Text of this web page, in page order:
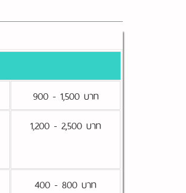
900 - 1,500 บาท
1,200 - 2,500 บาท
400 - 800 บาท